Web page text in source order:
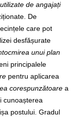
de angajați
De
care pot
desfășurate
unui plan
principalele
pentru aplicarea
corespunzătoare a
cunoașterea
postului. Gradul